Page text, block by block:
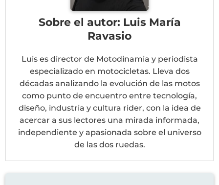
Sobre el autor: Luis María
Ravasio
Luis es director de Motodinamia y periodista
especializado en motocicletas. Lleva dos
décadas analizando la evolución de las motos
como punto de encuentro entre tecnología,
diseño, industria y cultura rider, con la idea de
acercar a sus lectores una mirada informada,
independiente y apasionada sobre el universo
de las dos ruedas.